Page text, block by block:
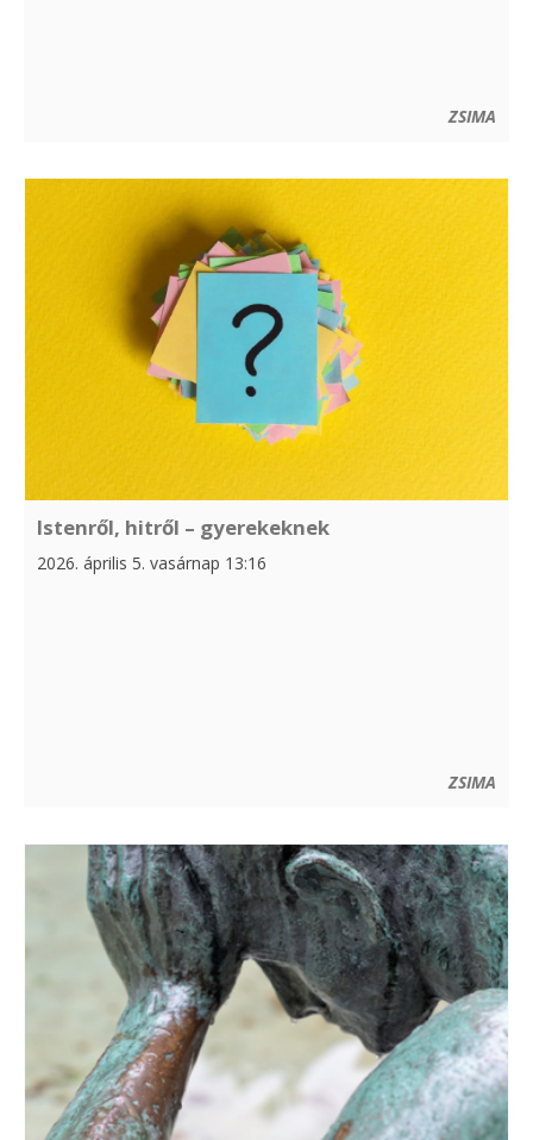
ZSIMA
Istenről, hitről – gyerekeknek
2026. április 5. vasárnap 13:16
ZSIMA